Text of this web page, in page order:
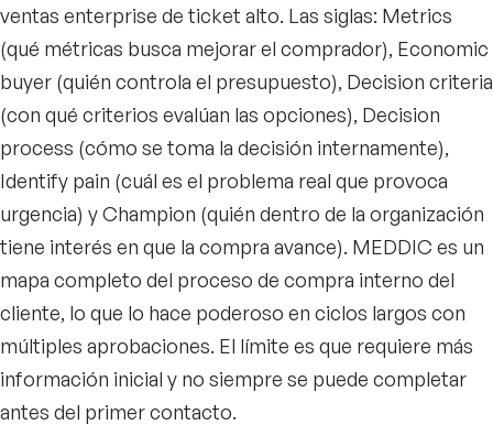
ventas enterprise de ticket alto. Las siglas: Metrics
(qué métricas busca mejorar el comprador), Economic
buyer (quién controla el presupuesto), Decision criteria
(con qué criterios evalúan las opciones), Decision
process (cómo se toma la decisión internamente),
Identify pain (cuál es el problema real que provoca
urgencia) y Champion (quién dentro de la organización
tiene interés en que la compra avance). MEDDIC es un
mapa completo del proceso de compra interno del
cliente, lo que lo hace poderoso en ciclos largos con
múltiples aprobaciones. El límite es que requiere más
información inicial y no siempre se puede completar
antes del primer contacto.